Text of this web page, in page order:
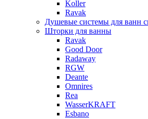
Koller
Ravak
Душевые системы для ванн
Шторки для ванны
Ravak
Good Door
Radaway
RGW
Deante
Omnires
Rea
WasserKRAFT
Esbano